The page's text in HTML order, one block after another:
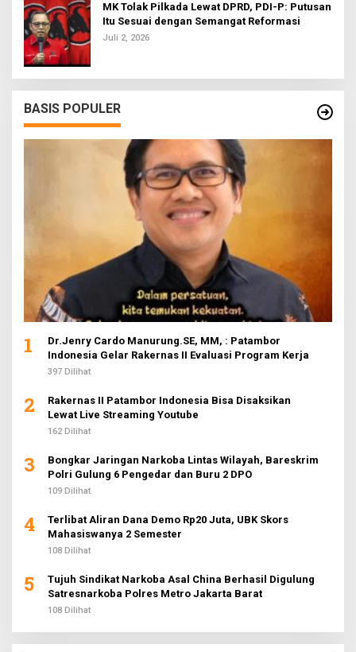
MK Tolak Pilkada Lewat DPRD, PDI-P: Putusan
Itu Sesuai dengan Semangat Reformasi
Juli 2, 2026
BASIS POPULER
1
Dr.Jenry Cardo Manurung.SE, MM, : Patambor
Indonesia Gelar Rakernas II Evaluasi Program Kerja
397 Dilihat
2
Rakernas II Patambor Indonesia Bisa Disaksikan
Lewat Live Streaming Youtube
162 Dilihat
3
Bongkar Jaringan Narkoba Lintas Wilayah, Bareskrim
Polri Gulung 6 Pengedar dan Buru 2 DPO
109 Dilihat
4
Terlibat Aliran Dana Demo Rp20 Juta, UBK Skors
Mahasiswanya 2 Semester
108 Dilihat
5
Tujuh Sindikat Narkoba Asal China Berhasil Digulung
Satresnarkoba Polres Metro Jakarta Barat
108 Dilihat